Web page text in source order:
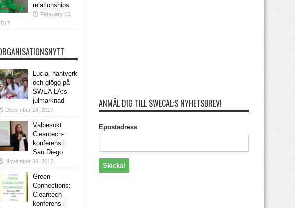
relationships
February 15,
Lucia, hantverk
och glögg på
SWEA LA:s
julmarknad
December 14, 2017
Välbesökt
Cleantech-
konferens i
San Diego
November 30, 2017
Green
Connections:
Cleantech-
konferens i
ANMÄL DIG TILL SWECAL:S NYHETSBREV!
Epostadress